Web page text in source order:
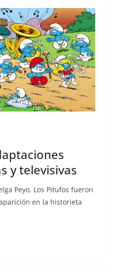
y televisivas
Peyo, Los Pitufos fueron
en la historieta